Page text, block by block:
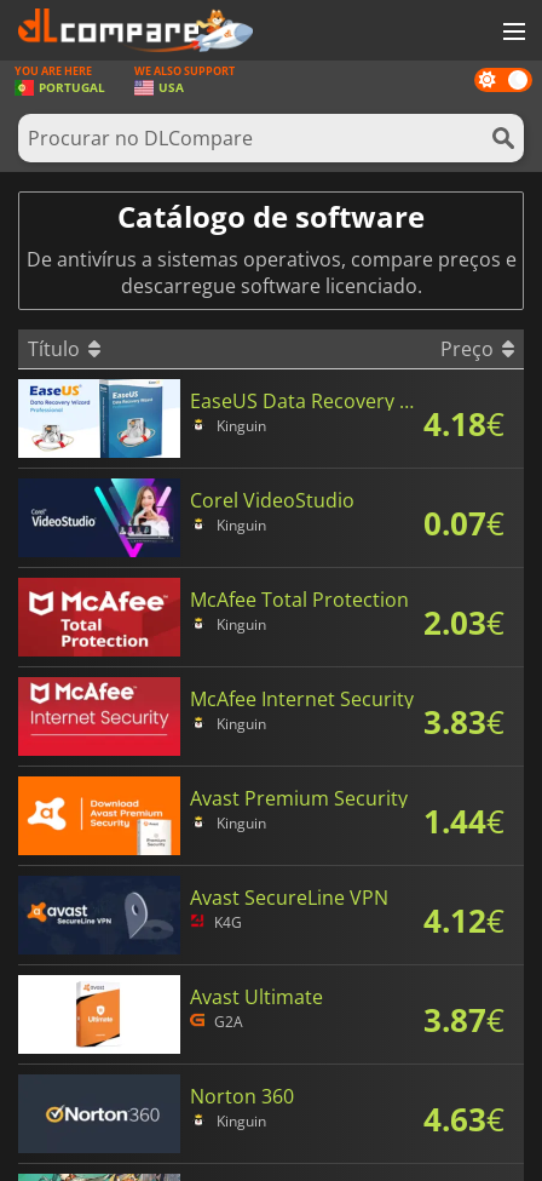
JOGOS
GAME CARDS
SOFTWARE
ENTRAR OU REGISTAR
Dark
mode
YOU ARE HERE
PORTUGAL
WE ALSO SUPPORT
USA
Catálogo de software
De antivírus a sistemas operativos, compare preços e
descarregue software licenciado.
Título
Preço
EaseUS Data Recovery Wizard Professional
Kinguin 4.18€
Corel VideoStudio
Kinguin 0.07€
McAfee Total Protection
Kinguin 2.03€
McAfee Internet Security
Kinguin 3.83€
Avast Premium Security
Kinguin 1.44€
Avast SecureLine VPN
K4G 4.12€
Avast Ultimate
G2A 3.87€
Norton 360
Kinguin 4.63€